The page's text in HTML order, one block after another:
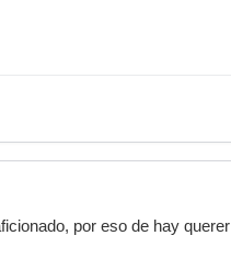
por eso de hay querer